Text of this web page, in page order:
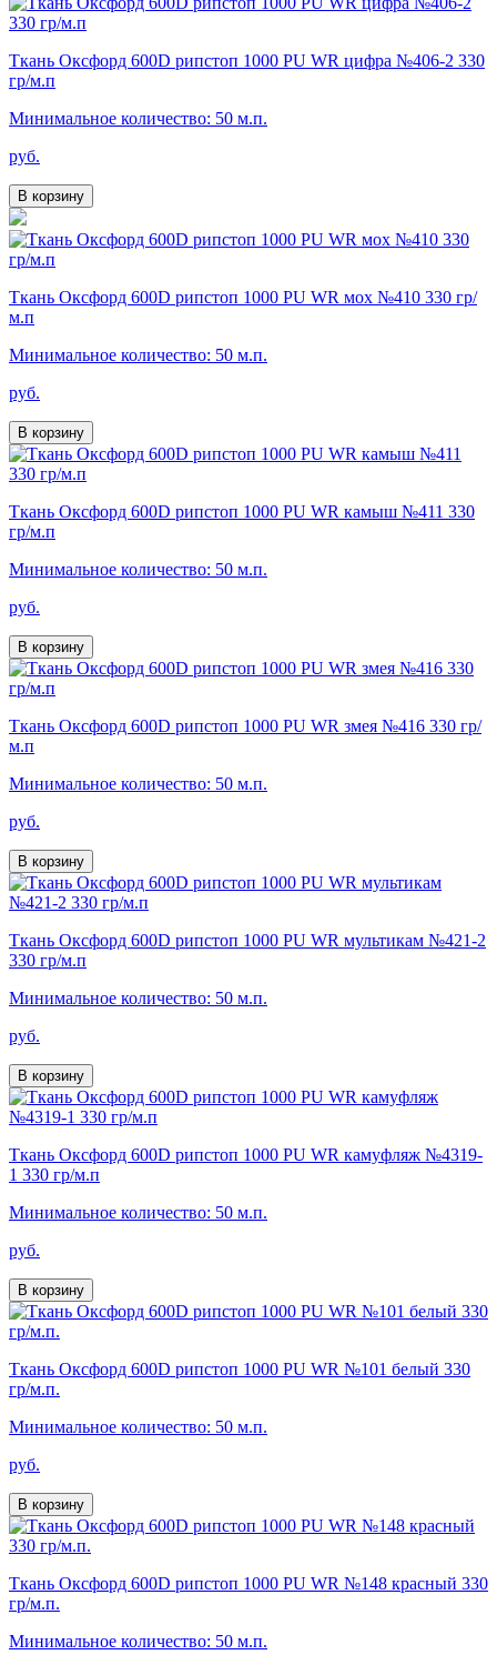
Ткань Оксфорд 600D рипстоп 1000 PU WR цифра №406-2 330
гр/м.п
Минимальное количество: 50 м.п.
руб.
В корзину
Ткань Оксфорд 600D рипстоп 1000 PU WR мох №410 330 гр/
м.п
Минимальное количество: 50 м.п.
руб.
В корзину
Ткань Оксфорд 600D рипстоп 1000 PU WR камыш №411 330
гр/м.п
Минимальное количество: 50 м.п.
руб.
В корзину
Ткань Оксфорд 600D рипстоп 1000 PU WR змея №416 330 гр/
м.п
Минимальное количество: 50 м.п.
руб.
В корзину
Ткань Оксфорд 600D рипстоп 1000 PU WR мультикам №421-2
330 гр/м.п
Минимальное количество: 50 м.п.
руб.
В корзину
Ткань Оксфорд 600D рипстоп 1000 PU WR камуфляж №4319-
1 330 гр/м.п
Минимальное количество: 50 м.п.
руб.
В корзину
Ткань Оксфорд 600D рипстоп 1000 PU WR №101 белый 330
гр/м.п.
Минимальное количество: 50 м.п.
руб.
В корзину
Ткань Оксфорд 600D рипстоп 1000 PU WR №148 красный 330
гр/м.п.
Минимальное количество: 50 м.п.